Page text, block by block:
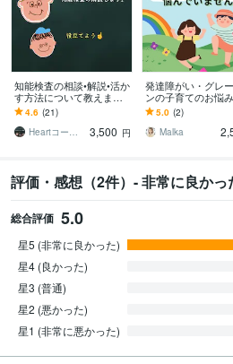
知能検査の相談•解説•活か
す方法について教えます
WAIS、WISC、田中ビネ
ー、K-ABCが特に得意で
す。
4.6 (21)
Heartコーチングandカウンセリング
3,500 円
発達障がい・グレ
ンの子育てのお悩み
ます 10年発達障害
き合ってきた児童養
設保育士が聴きます
5.0 (2)
Malka
評価・感想（2件）- 非常に良かっ
総合評価 5.0
星5 (非常に良かった)
星4 (良かった)
星3 (普通)
星2 (悪かった)
星1 (非常に悪かった)